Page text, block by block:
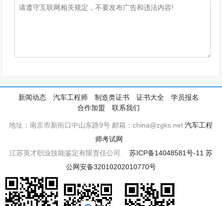
新闻动态 汽车工程师 制造类证书 证书大全
学员报名
合作加盟
联系我们
地址：南京市新街口中山东路9号 邮箱：china@zgks.net汽车工程
师考试网
江苏英才职业技能鉴定有限责任公司. 苏ICP备14048581号-11 苏
公网安备32010202010770号